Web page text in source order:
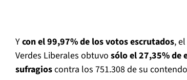
Ycon el 99,97% de los votos escrutados,
Verdes Liberales obtuvo sólo el 27,35% de
sufragioscontra los 751.308 de su